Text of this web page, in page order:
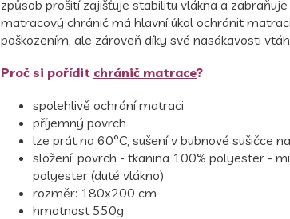
způsob prošití zajišťuje stabilitu vlákna a
matracový chránič má hlavní úkol ochránit
poškozením, ale zároveň díky své nasákavosti
Proč si pořídit chránič matrace?
spolehlivě ochrání matraci
příjemný povrch
lze prát na 60°C, sušení v bubnové sušičce
složení: povrch - tkanina 100% polyester -
polyester (duté vlákno)
rozměr: 180x200 cm
hmotnost 550g